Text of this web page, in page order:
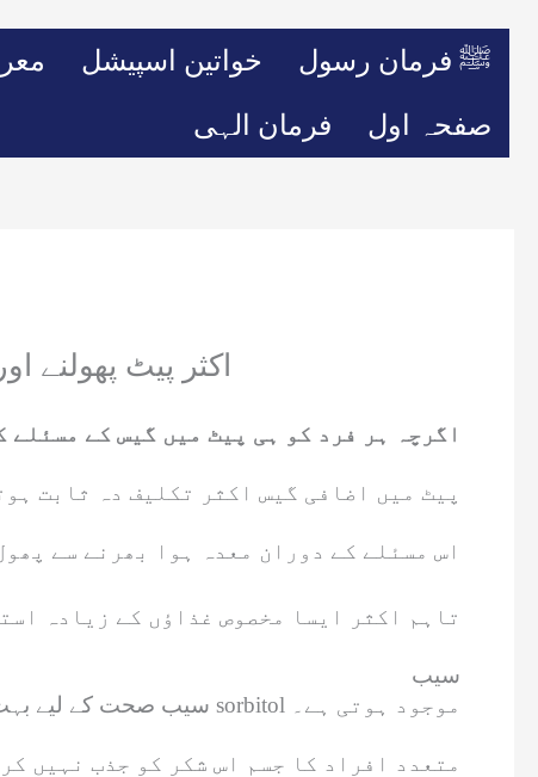
خواتین اسپیشل ﷺ فرمان رسول
فرمان الہی صفحہ اول
اکثر پیٹ
اگرچہ ہر فرد کو ہی پیٹ میں گیس کے
پیٹ میں اضافی گیس اکثر تکلیف دہ ثابت
اس مسئلے کے دوران معدہ ہوا بھرنے سے
تاہم اکثر ایسا مخصوص غذاؤں کے زیادہ
سیب
سیب صحت کے لیے بہت زیادہ فائدہ مند پھل ہے مگر یہ پیٹ میں گیس کی وجہ بن سکتا ہے کیونکہ اس میں شکر کی ایک قسم sorbitol موجود ہوتی ہے۔
متعدد افراد کا جسم اس شکر کو جذب نہیں